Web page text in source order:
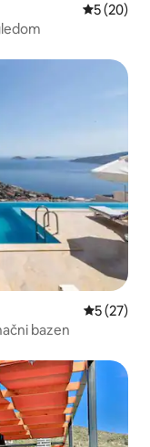
Prosječna
5 (20)
Prosječna
5 (27)
bazen